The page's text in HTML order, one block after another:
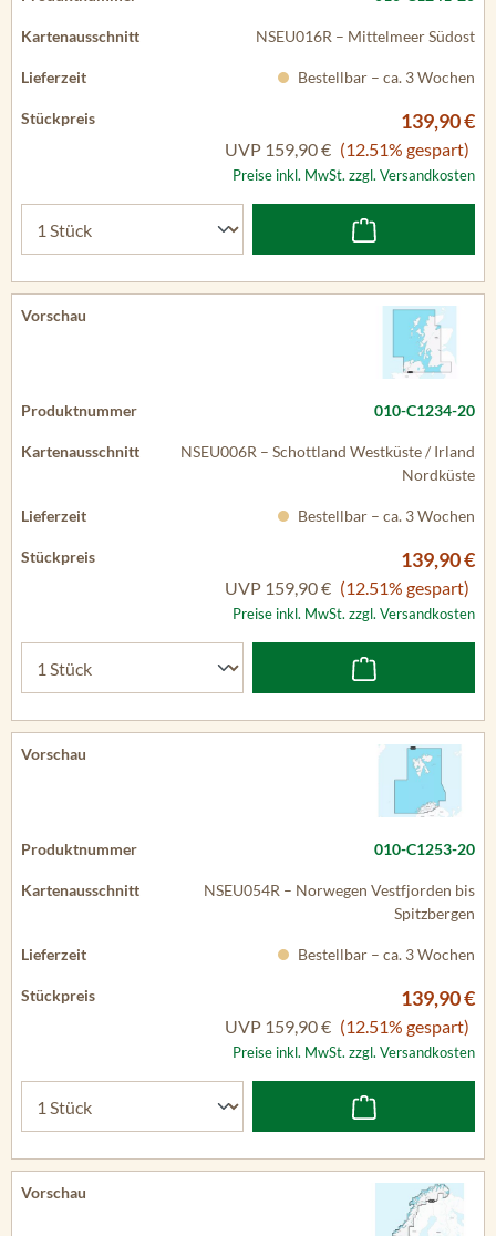
NSEU016R – Mittelmeer Südost
Bestellbar – ca. 3 Wochen
139,90 €
UVP 159,90 € (12.51% gespart)
Preise inkl. MwSt. zzgl. Versandkosten
010-C1234-20
NSEU006R – Schottland Westküste / Irland
Nordküste
Bestellbar – ca. 3 Wochen
139,90 €
UVP 159,90 € (12.51% gespart)
Preise inkl. MwSt. zzgl. Versandkosten
010-C1253-20
NSEU054R – Norwegen Vestfjorden bis
Spitzbergen
Bestellbar – ca. 3 Wochen
139,90 €
UVP 159,90 € (12.51% gespart)
Preise inkl. MwSt. zzgl. Versandkosten